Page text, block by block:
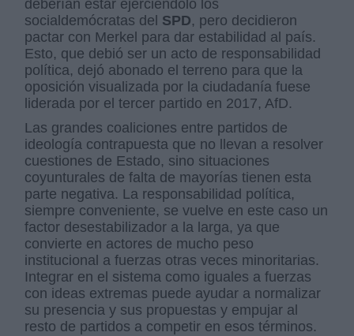
deberían estar ejerciéndolo los
socialdemócratas del SPD, pero decidieron
pactar con Merkel para dar estabilidad al país.
Esto, que debió ser un acto de responsabilidad
política, dejó abonado el terreno para que la
oposición visualizada por la ciudadanía fuese
liderada por el tercer partido en 2017, AfD.
Las grandes coaliciones entre partidos de
ideología contrapuesta que no llevan a resolver
cuestiones de Estado, sino situaciones
coyunturales de falta de mayorías tienen esta
parte negativa. La responsabilidad política,
siempre conveniente, se vuelve en este caso un
factor desestabilizador a la larga, ya que
convierte en actores de mucho peso
institucional a fuerzas otras veces minoritarias.
Integrar en el sistema como iguales a fuerzas
con ideas extremas puede ayudar a normalizar
su presencia y sus propuestas y empujar al
resto de partidos a competir en esos términos.